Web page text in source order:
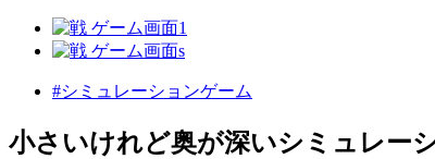
#シミュレーションゲーム
小さいけれど奥が深いシミュレー